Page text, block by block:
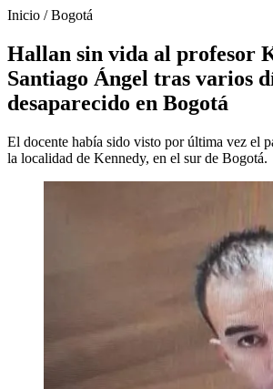
Inicio /Bogotá
Hallan sin vida al profesor
Santiago Ángel tras varios
desaparecido en Bogotá
El docente había sido visto por última vez el
la localidad de Kennedy, en el sur de Bogotá.